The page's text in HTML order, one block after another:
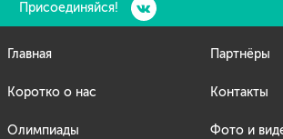
Присоединяйся!
Главная
Коротко о нас
Олимпиады
Партнёры
Контакты
Фото и